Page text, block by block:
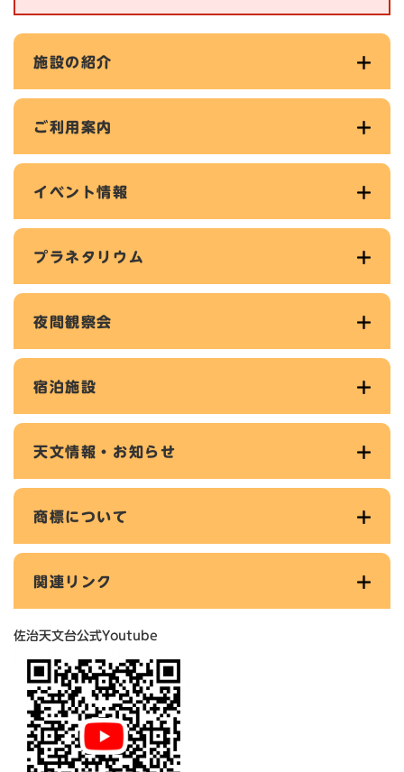
施設の紹介
ご利用案内
イベント情報
プラネタリウム
夜間観察会
宿泊施設
天文情報・お知らせ
商標について
関連リンク
佐治天文台公式Youtube